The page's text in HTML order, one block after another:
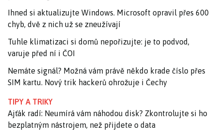
Ihned si aktualizujte Windows. Microsoft opravil přes 600
chyb, dvě z nich už se zneužívají
Tuhle klimatizaci si domů nepořizujte: je to podvod,
varuje před ní i ČOI
Nemáte signál? Možná vám právě někdo krade číslo přes
SIM kartu. Nový trik hackerů ohrožuje i Čechy
TIPY A TRIKY
Ajťák radí: Neumírá vám náhodou disk? Zkontrolujte si ho
bezplatným nástrojem, než přijdete o data